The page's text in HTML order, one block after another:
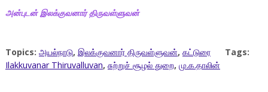
அன்புடன் இலக்குவனார் திருவள்ளுவன்
Topics: அயல்நாடு, இலக்குவனார் திருவள்ளுவன், கட்டுரை
Tags:
Ilakkuvanar Thiruvalluvan, சுற்றுச் சூழல் துறை, மு.க.தாலின்